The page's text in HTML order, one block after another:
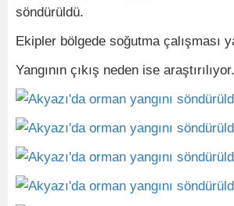
söndürüldü.
Ekipler bölgede soğutma çalışması
Yangının çıkış neden ise araştırılıyor.